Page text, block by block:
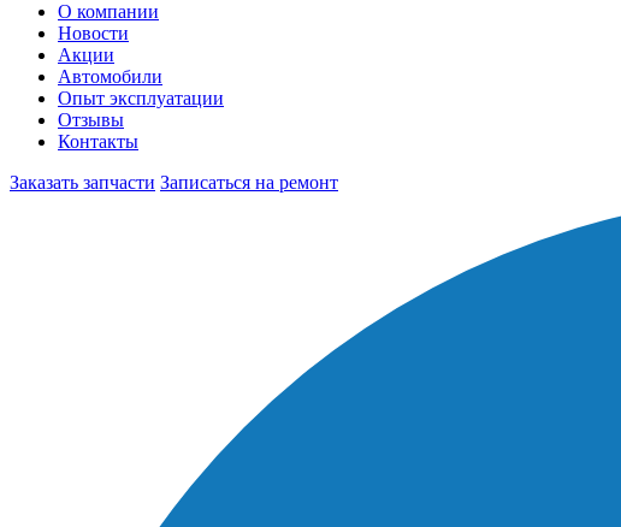
О компании
Новости
Акции
Автомобили
Опыт эксплуатации
Отзывы
Контакты
Заказать запчасти Записаться на ремонт